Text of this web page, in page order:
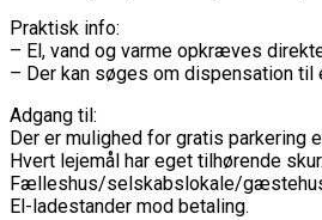
Praktisk info:
– El, vand og varme opkræves
– Der kan søges om dispensation til
Adgang til:
Der er mulighed for gratis
Hvert lejemål har eget tilhørende skur.
Fælleshus/selskabslokale/
El-ladestander mod betaling.